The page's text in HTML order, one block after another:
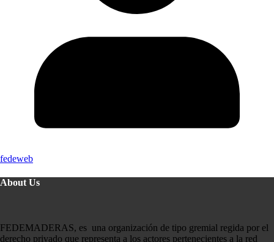
fedeweb
About Us
FEDEMADERAS, es una organización de tipo gremial regida por el
derecho privado que representa a los actores pertenecientes a la red